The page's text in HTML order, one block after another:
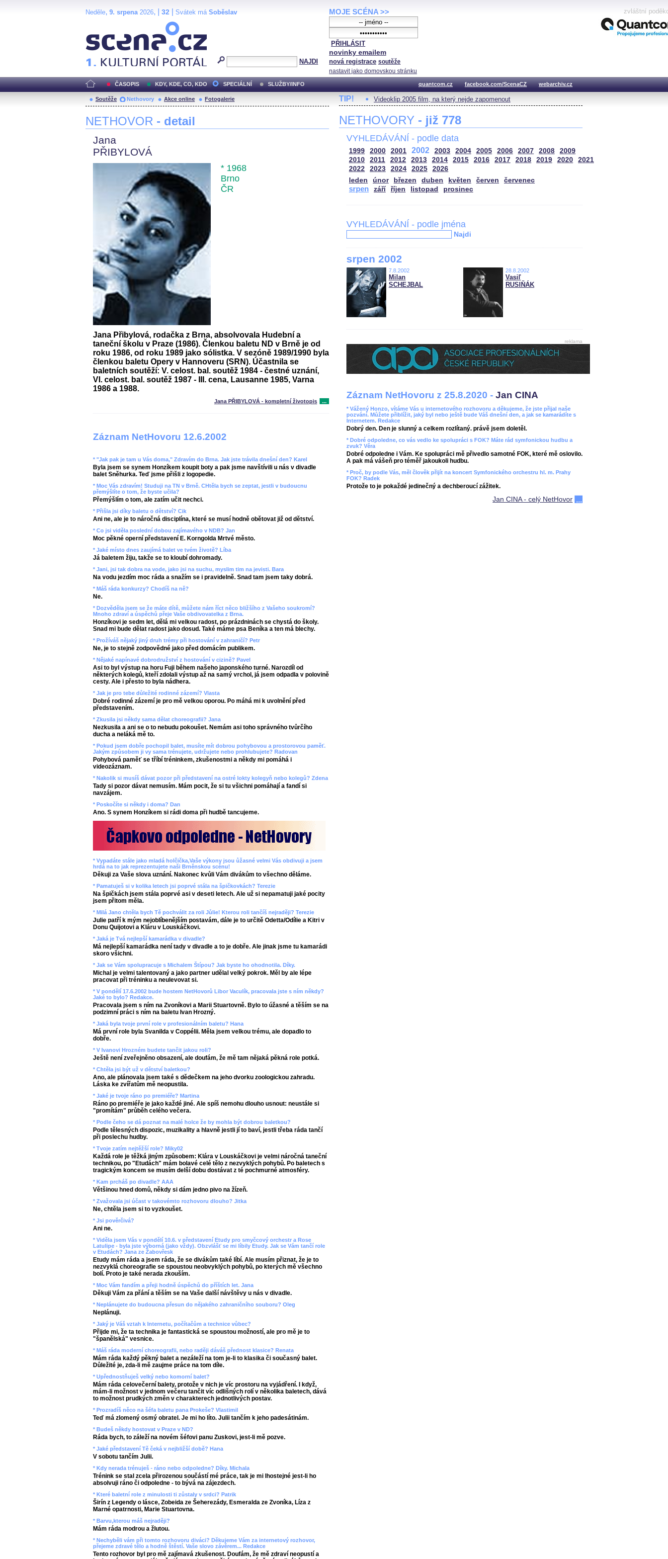
Neděle, 9. srpena2026, | 32 Svátek má Soběslav
NAJDI
MOJE SCÉNA >>
PŘIHLÁSIT
novinky emailem
nová registrace soutěže
nastavit jako domovskou stránku
zvláštní
ČASOPIS KDY, KDE, CO, KDO SPECIÁLNÍ SLUŽBY/INFO quantcom.cz facebook.com/ScenaCZ webarchiv.cz
Soutěže Nethovory Akce online Fotogalerie
NETHOVOR - detail
Jana
PŘIBYLOVÁ
* 1968
Brno
ČR
Jana Přibylová, rodačka z Brna, absolvovala Hudební a
taneční školu v Praze (1986). Členkou baletu ND v Brně je od
roku 1986, od roku 1989 jako sólistka. V sezóně 1989/1990 byla
členkou baletu Opery v Hannoveru (SRN). Účastnila se
baletních soutěží: V. celost. bal. soutěž 1984 - čestné uznání,
VI. celost. bal. soutěž 1987 - III. cena, Lausanne 1985, Varna
1986 a 1988.
Jana PŘIBYLOVÁ - kompletní životopis ...
Záznam NetHovoru 12.6.2002
* "Jak pak je tam u Vás doma," Zdravím do Brna. Jak jste trávila dnešní den? Karel
Byla jsem se synem Honzíkem koupit boty a pak jsme navštívili u nás v divadle
balet Sněhurka. Teď jsme přišli z logopedie.
* Moc Vás zdravím! Studuji na TN v Brně. CHtěla bych se zeptat, jestli v budoucnu
přemýšlíte o tom, že byste učila?
Přemýšlím o tom, ale zatím učit nechci.
* Přišla jsi díky baletu o dětství? Cik
Ani ne, ale je to náročná disciplína, které se musí hodně obětovat již od dětství.
* Co jsi viděla poslední dobou zajímavého v NDB? Jan
Moc pěkné operní představení E. Korngolda Mrtvé město.
* Jaké místo dnes zaujímá balet ve tvém životě? Líba
Já baletem žiju, takže se to kloubí dohromady.
* Jani, jsi tak dobra na vode, jako jsi na suchu, myslim tim na jevisti. Bara
Na vodu jezdím moc ráda a snažím se i pravidelně. Snad tam jsem taky dobrá.
* Máš ráda konkurzy? Chodíš na ně?
Ne.
* Dozvěděla jsem se že máte dítě, můžete nám říct něco bližšího z Vašeho soukromí?
Mnoho zdraví a úspěchů přeje Vaše obdivovatelka z Brna.
Honzíkovi je sedm let, dělá mi velkou radost, po prázdninách se chystá do školy.
Snad mi bude dělat radost jako dosud. Také máme psa Beníka a ten má blechy.
* Prožíváš nějaký jiný druh trémy při hostování v zahraničí? Petr
Ne, je to stejně zodpovědné jako před domácím publikem.
* Nějaké napínavé dobrodružství z hostování v cizině? Pavel
Asi to byl výstup na horu Fuji během našeho japonského turné. Narozdíl od
některých kolegů, kteří zdolali výstup až na samý vrchol, já jsem odpadla v polovině
cesty. Ale i přesto to byla nádhera.
* Jak je pro tebe důležité rodinné zázemí? Vlasta
Dobré rodinné zázemí je pro mě velkou oporou. Po máhá mi k uvolnění před
představením.
* Zkusila jsi někdy sama dělat choreografii? Jana
Nezkusila a ani se o to nebudu pokoušet. Nemám asi toho správného tvůrčího
ducha a neláká mě to.
* Pokud jsem dobře pochopil balet, musíte mít dobrou pohybovou a prostorovou paměť.
Jakým způsobem ji vy sama trénujete, udržujete nebo prohlubujete? Radovan
Pohybová paměť se tříbí tréninkem, zkušenostmi a někdy mi pomáhá i
videozáznam.
* Nakolik si musíš dávat pozor při představení na ostré lokty kolegyň nebo kolegů? Zdena
Tady si pozor dávat nemusím. Mám pocit, že si tu všichni pomáhají a fandí si
navzájem.
* Poskočíte si někdy i doma? Dan
Ano. S synem Honzíkem si rádi doma při hudbě tancujeme.
* Vypadáte stále jako mladá holčička,Vaše výkony jsou ůžasné velmi Vás obdivuji a jsem
hrdá na to jak reprezentujete naši Brněnskou scénu!
Děkuji za Vaše slova uznání. Nakonec kvůli Vám divákům to všechno děláme.
* Pamatuješ si v kolika letech jsi poprvé stála na špičkovkách? Terezie
Na špičkách jsem stála poprvé asi v deseti letech. Ale už si nepamatuji jaké pocity
jsem přitom měla.
* Milá Jano chtěla bych Tě pochválit za roli Jůlie! Kterou roli tančíš nejraději? Terezie
Julie patří k mým nejoblíbenějším postavám, dále je to určitě Odetta/Odílie a Kitri v
Donu Quijotovi a Kláru v Louskáčkovi.
* Jaká je Tvá nejlepší kamarádka v divadle?
Má nejlepší kamarádka není tady v divadle a to je dobře. Ale jinak jsme tu kamarádi
skoro všichni.
* Jak se Vám spolupracuje s Michalem Štípou? Jak byste ho ohodnotila. Díky.
Michal je velmi talentovaný a jako partner udělal velký pokrok. Měl by ale lépe
pracovat při tréninku a neulevovat si.
* V pondělí 17.6.2002 bude hostem NetHovorů Libor Vaculík, pracovala jste s ním někdy?
Jaké to bylo? Redakce.
Pracovala jsem s ním na Zvoníkovi a Marii Stuartovně. Bylo to úžasné a těším se na
podzimní práci s ním na baletu Ivan Hrozný.
* Jaká byla tvoje první role v profesionálním baletu? Hana
Má první role byla Svanilda v Coppélii. Měla jsem velkou trému, ale dopadlo to
dobře.
* V Ivanovi Hrozném budete tančit jakou roli?
Ještě není zveřejněno obsazení, ale doufám, že mě tam nějaká pěkná role potká.
* Chtěla jsi být už v dětství baletkou?
Ano, ale plánovala jsem také s dědečkem na jeho dvorku zoologickou zahradu.
Láska ke zvířatům mě neopustila.
* Jaké je tvoje ráno po premiéře? Martina
Ráno po premiéře je jako každé jiné. Ale spíš nemohu dlouho usnout: neustále si
"promítám" průběh celého večera.
* Podle čeho se dá poznat na malé holce že by mohla být dobrou baletkou?
Podle tělesných dispozic, muzikality a hlavně jestli jí to baví, jestli třeba ráda tančí
při poslechu hudby.
* Tvoje zatím nejtěžší role? Miky02
Každá role je těžká jiným způsobem: Klára v Louskáčkovi je velmi náročná taneční
technikou, po "Etudách" mám bolavé celé tělo z nezvyklých pohybů. Po baletech s
tragickým koncem se musím delší dobu dostávat z té pochmurné atmosféry.
* Kam prcháš po divadle? AAA
Většinou hned domů, někdy si dám jedno pivo na žízeň.
* Zvažovala jsi účast v takovémto rozhovoru dlouho? Jitka
Ne, chtěla jsem si to vyzkoušet.
* Jsi pověrčivá?
Ani ne.
* Viděla jsem Vás v pondělí 10.6. v představení Etudy pro smyčcový orchestr a Rose
Latulipe - byla jste výborná (jako vždy). Obzvlášť se mi líbily Etudy. Jak se Vám tančí role
v Etudách? Jana ze Žabovřesk
Etudy mám ráda a jsem ráda, že se divákům také líbí. Ale musím přiznat, že je to
nezvyklá choreografie se spoustou neobvyklých pohybů, po kterých mě všechno
bolí. Proto je také nerada zkouším.
* Moc Vám fandím a přeji hodně úspěchů do příštích let. Jana
Děkuji Vám za přání a těším se na Vaše další návštěvy u nás v divadle.
* Neplánujete do budoucna přesun do nějakého zahraničního souboru? Oleg
Neplánuji.
* Jaký je Váš vztah k Internetu, počítačům a technice vůbec?
Přijde mi, že ta technika je fantastická se spoustou možností, ale pro mě je to
"španělská" vesnice.
* Máš ráda moderní choreografii, nebo raději dáváš přednost klasice? Renata
Mám ráda každý pěkný balet a nezáleží na tom je-li to klasika či současný balet.
Důležité je, zda-li mě zaujme práce na tom díle.
* Upřednostňuješ velký nebo komorní balet?
Mám ráda celovečerní balety, protože v nich je víc prostoru na vyjádření. I když,
mám-li možnost v jednom večeru tančit víc odlišných rolí v několika baletech, dává
to možnost prudkých změn v charakterech jednotlivých postav.
* Prozradíš něco na šéfa baletu pana Prokeše? Vlastimil
Teď má zlomený osmý obratel. Je mi ho líto. Julii tančím k jeho padesátinám.
* Budeš někdy hostovat v Praze v ND?
Ráda bych, to záleží na novém šéfovi panu Zuskovi, jest-li mě pozve.
* Jaké představení Tě čeká v nejbližší době? Hana
V sobotu tančím Julii.
* Kdy nerada trénuješ - ráno nebo odpoledne? Díky. Michala
Trénink se stal zcela přirozenou součástí mé práce, tak je mi lhostejné jest-li ho
absolvuji ráno či odpoledne - to bývá na zájezdech.
* Které baletní role z minulosti ti zůstaly v srdci? Patrik
Širín z Legendy o lásce, Zobeida ze Šeherezády, Esmeralda ze Zvoníka, Líza z
Marné opatrnosti, Marie Stuartovna.
* Barvu,kterou máš nejraději?
Mám ráda modrou a žlutou.
* Nechyběli vám při tomto rozhovoru diváci? Děkujeme Vám za internetový rozhovor,
přejeme zdravé tělo a hodně štěstí. Vaše slovo závěrem... Redakce
Tento rozhovor byl pro mě zajímavá zkušenost. Doufám, že mě zdraví neopustí a
TIP! Videoklip 2005 film, na který nejde zapomenout
NETHOVORY - již 778
VYHLEDÁVÁNÍ - podle data
1999 2000 2001 2002 2003 2004 2005 2006 2007 2008
2009
2010
2011 2012 2013 2014 2015 2016 2017 2018 2019 2020
2021
2022
2023 2024 2025
2026
leden
únor březen duben květen červen červenec
srpen září říjen listopad prosinec
VYHLEDÁVÁNÍ - podle jména
Najdi
srpen 2002
7.8.2002
Milan
SCHEJBAL
28.8.2002
Vasiľ
RUSIŇÁK
reklama
Záznam NetHovoru z 25.8.2020 - Jan CINA
* Vážený Honzo, vítáme Vás u internetového rozhovoru a děkujeme, že jste přijal naše
pozvání. Můžete přiblížit, jaký byl nebo ještě bude Váš dnešní den, a jak se kamarádíte s
Internetem. Redakce
Dobrý den. Den je slunný a celkem rozlítaný. právě jsem doletěl.
* Dobré odpoledne, co vás vedlo ke spolupráci s FOK? Máte rád symfonickou hudbu a
zvuk? Věra
Dobré odpoledne i Vám. Ke spolupráci mě přivedlo samotné FOK, které mě oslovilo.
A pak má vášeň pro téměř jakoukoli hudbu.
* Proč, by podle Vás, měl člověk přijít na koncert Symfonického orchestru hl. m. Prahy
FOK? Radek
Protože to je pokaždé jedinečný a dechberoucí zážitek.
Jan CINA - celý NetHovor